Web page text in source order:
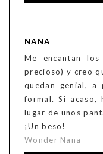
NANA
Me encantan
precioso) y creo
quedan genial,
formal. Si acaso,
lugar de unos
¡Un beso!
Wonder Nana